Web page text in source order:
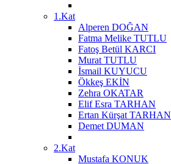
1.Kat
Alperen DOĞAN
Fatma Melike TUTLU
Fatoş Betül KARCI
Murat TUTLU
İsmail KUYUCU
Ökkeş EKİN
Zehra OKATAR
Elif Esra TARHAN
Ertan Kürşat TARHAN
Demet DUMAN
2.Kat
Mustafa KONUK